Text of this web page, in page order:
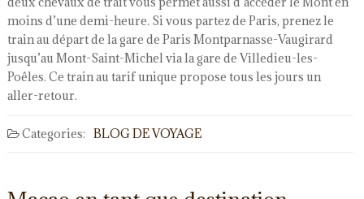
moins d’une demi-heure. Si vous partez de Paris, prenez le
train au départ de la gare de Paris Montparnasse-Vaugirard
jusqu’au Mont-Saint-Michel via la gare de Villedieu-les-
Poêles. Ce train au tarif unique propose tous les jours un
aller-retour.
Categories: BLOG DE VOYAGE